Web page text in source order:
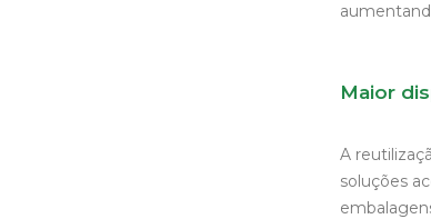
Maior
A
soluções